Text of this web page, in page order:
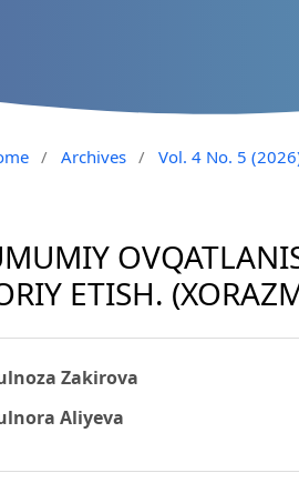
/ Archives / Vol. 4 No. 5
ETISH.
Zakirova
Aliyeva